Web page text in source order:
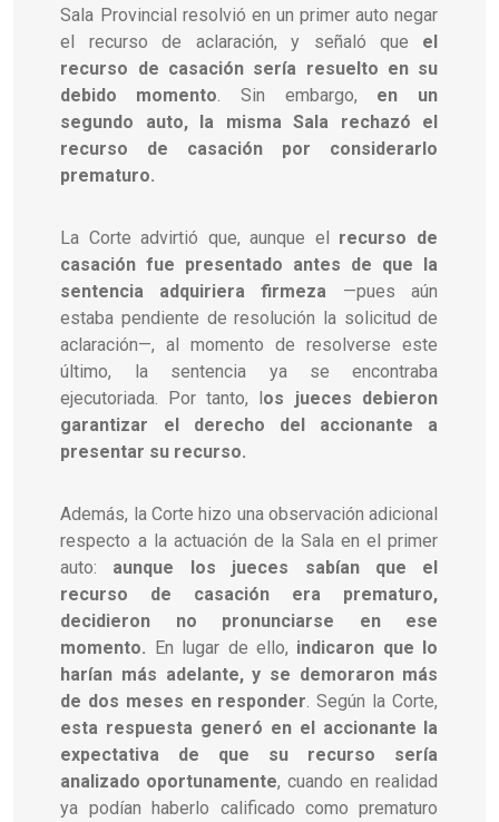
Sala Provincial resolvió en un primer auto negar
el recurso de aclaración, y señaló que el
recurso de casación sería resuelto en su
debido momento. Sin embargo, en un
segundo auto, la misma Sala rechazó el
recurso de casación por considerarlo
prematuro.
La Corte advirtió que, aunque el recurso de
casación fue presentado antes de que la
sentencia adquiriera firmeza —pues aún
estaba pendiente de resolución la solicitud de
aclaración—, al momento de resolverse este
último, la sentencia ya se encontraba
ejecutoriada. Por tanto, los jueces debieron
garantizar el derecho del accionante a
presentar su recurso.
Además, la Corte hizo una observación adicional
respecto a la actuación de la Sala en el primer
auto: aunque los jueces sabían que el
recurso de casación era prematuro,
decidieron no pronunciarse en ese
momento. En lugar de ello, indicaron que lo
harían más adelante, y se demoraron más
de dos meses en responder. Según la Corte,
esta respuesta generó en el accionante la
expectativa de que su recurso sería
analizado oportunamente, cuando en realidad
ya podían haberlo calificado como prematuro